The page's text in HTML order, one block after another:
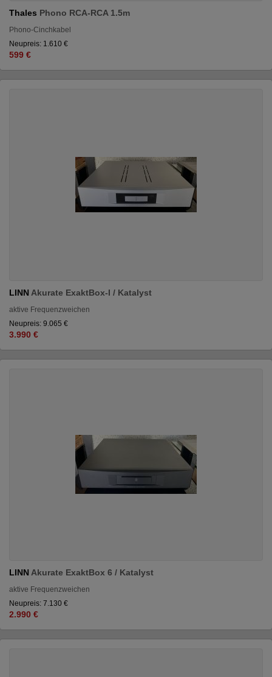
Thales Phono RCA-RCA 1.5m
Phono-Cinchkabel
Neupreis: 1.610 €
599 €
LINN Akurate ExaktBox-I / Katalyst
aktive Frequenzweichen
Neupreis: 9.065 €
3.990 €
LINN Akurate ExaktBox 6 / Katalyst
aktive Frequenzweichen
Neupreis: 7.130 €
2.990 €